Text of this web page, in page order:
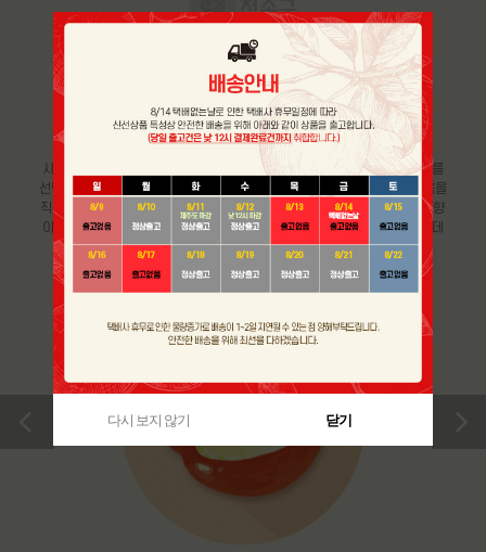
GOOD CHOICE & STORAGE
맛있는 사과 고르는 방법 및
보관 요령
사과의 경우, 표면이 매끈매끈 반짝거리는 것보다 다소 거친 느낌의 사과를
선택하는 것이 좋고 전체적으로 붉은 색을 띄는 것이 좋습니다. 또한, 과육을
직접 만졌을 때, 단단하고 묵직한 느낌으로 향이 지나치게 짙은 사과보다 향
이 은은한 사과가 좋습니다. 사과는 호흡을 하면서 에틸렌 가스를 내뿜는데
다른 과일을 빨리 익게 만드므로 분리해 보관하시는 것이 좋습니다.
>
다시 보지 않기 닫기